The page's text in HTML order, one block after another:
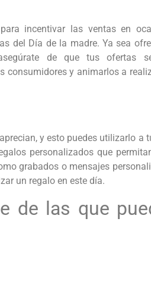
incentivar las ventas en
del Día de la madre. Ya sea
de que tus ofertas
consumidores y animarlos a
y esto puedes utilizarlo a
personalizados que
grabados o mensajes
un regalo en este día.
de las que